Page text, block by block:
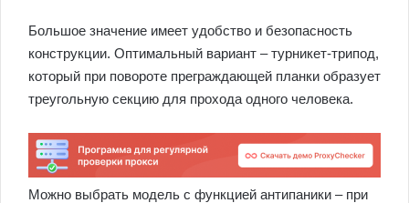
Большое значение имеет удобство и безопасность
конструкции. Оптимальный вариант – турникет-трипод,
который при повороте преграждающей планки образует
треугольную секцию для прохода одного человека.
Можно выбрать модель с функцией антипаники – при